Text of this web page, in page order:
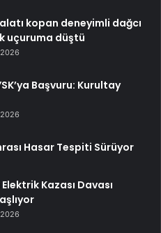
kopan deneyimli dağcı
uçuruma düştü
Başvuru: Kurultay
Hasar Tespiti Sürüyor
Kazası Davası